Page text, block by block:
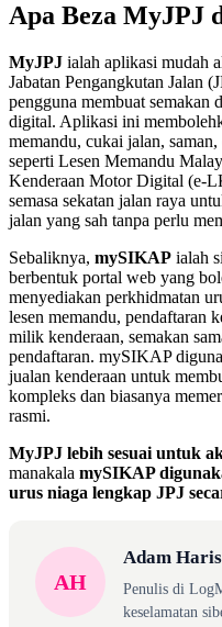
Apa Beza MyJPJ
MyJPJ ialah aplikasi mudah
Jabatan Pengangkutan Jalan
pengguna membuat semakan
digital. Aplikasi ini
memandu, cukai jalan,
seperti Lesen Memandu
Kenderaan Motor Digital (e-
semasa sekatan jalan raya
jalan yang sah tanpa perlu
Sebaliknya, mySIKAP ialah
berbentuk portal web yang
menyediakan perkhidmatan
lesen memandu, pendaftaran
milik kenderaan, semakan
pendaftaran. mySIKAP
jualan kenderaan untuk
kompleks dan biasanya
rasmi.
MyJPJ lebih sesuai untuk
manakala mySIKAP
urus niaga lengkap JPJ
AH
Adam Haris
Penulis di
keselamatan